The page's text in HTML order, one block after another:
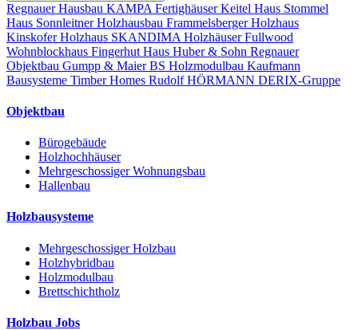
Regnauer Hausbau KAMPA FertighäuserKeitel Haus Stommel
Haus Sonnleitner Holzhausbau Frammelsberger Holzhaus
Kinskofer Holzhaus SKANDIMA HolzhäuserFullwood
Wohnblockhaus Fingerhut Haus Huber & Sohn Regnauer
Objektbau Gumpp & MaierBS Holzmodulbau Kaufmann
Bausysteme Timber Homes Rudolf HÖRMANN DERIX-Gruppe
Objektbau
Bürogebäude
Holzhochhäuser
Mehrgeschossiger Wohnungsbau
Hallenbau
Holzbausysteme
Mehrgeschossiger Holzbau
Holzhybridbau
Holzmodulbau
Brettschichtholz
Holzbau Jobs